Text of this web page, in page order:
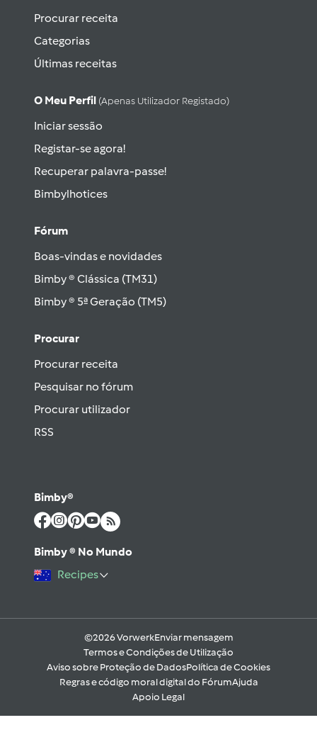
Procurar receita
Categorias
Últimas receitas
O Meu Perfil (apenas Utilizador Registado)
Iniciar sessão
Registar-se agora!
Recuperar palavra-passe!
Bimbylhotices
Fórum
Boas-vindas e novidades
Bimby ® Clássica (TM31)
Bimby ® 5ª Geração (TM5)
Procurar
Procurar receita
Pesquisar no fórum
Procurar utilizador
RSS
Bimby®
Bimby ® No Mundo
Recipes
©2026 VorwerkEnviar mensagem
Termos e Condições de Utilização
Aviso sobre Proteção de DadosPolítica de Cookies
Regras e código moral digital do FórumAjuda
Apoio Legal